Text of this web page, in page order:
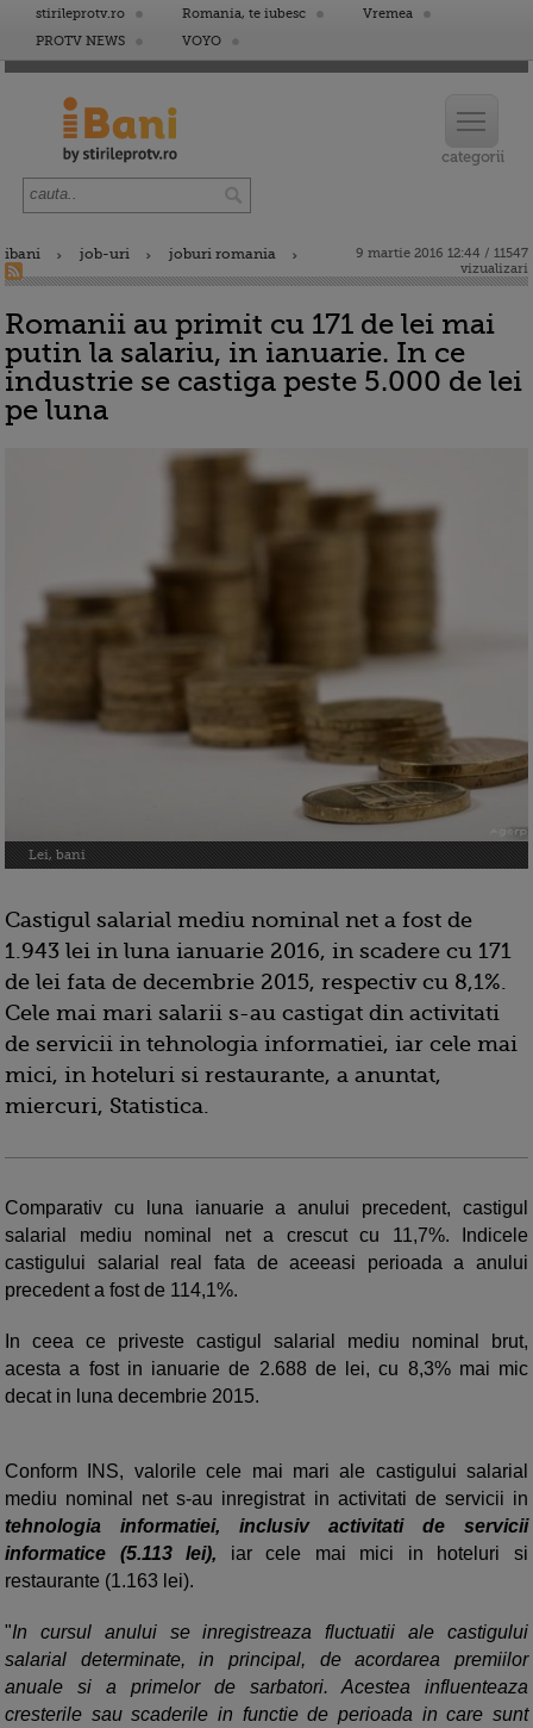
stirileprotv.ro Romania, te iubesc
Vremea
PROTV NEWS
VOYO
ibani job-uri joburi romania
9 martie 2016 12:44 / 11547
vizualizari
Romanii au primit cu 171 de lei mai
putin la salariu, in ianuarie. In ce
industrie se castiga peste 5.000 de lei
pe luna
Lei, bani
Castigul salarial mediu nominal net a fost de
1.943 lei in luna ianuarie 2016, in scadere cu 171
de lei fata de decembrie 2015, respectiv cu 8,1%.
Cele mai mari salarii s-au castigat din activitati
de servicii in tehnologia informatiei, iar cele mai
mici, in hoteluri si restaurante, a anuntat,
miercuri, Statistica.
Comparativ cu luna ianuarie a anului precedent, castigul
salarial mediu nominal net a crescut cu 11,7%. Indicele
castigului salarial real fata de aceeasi perioada a anului
precedent a fost de 114,1%.
In ceea ce priveste castigul salarial mediu nominal brut,
acesta a fost in ianuarie de 2.688 de lei, cu 8,3% mai mic
decat in luna decembrie 2015.
Conform INS, valorile cele mai mari ale castigului salarial
mediu nominal net s-au inregistrat in activitati de servicii in
tehnologia informatiei, inclusiv activitati de servicii
informatice (5.113 lei), iar cele mai mici in hoteluri si
restaurante (1.163 lei).
"In cursul anului se inregistreaza fluctuatii ale castigului
salarial determinate, in principal, de acordarea premiilor
anuale si a primelor de sarbatori. Acestea influenteaza
cresterile sau scaderile in functie de perioada in care sunt